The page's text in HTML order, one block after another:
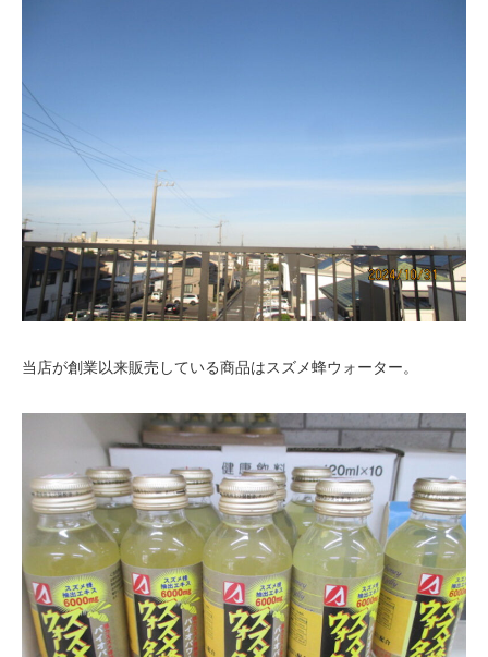
当店が創業以来販売している商品はスズメ蜂ウォーター。